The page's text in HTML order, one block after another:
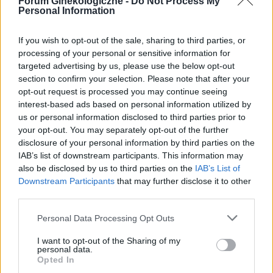
Personal Information
If you wish to opt-out of the sale, sharing to third parties, or
processing of your personal or sensitive information for
targeted advertising by us, please use the below opt-out
section to confirm your selection. Please note that after your
opt-out request is processed you may continue seeing
interest-based ads based on personal information utilized by
us or personal information disclosed to third parties prior to
your opt-out. You may separately opt-out of the further
disclosure of your personal information by third parties on the
IAB’s list of downstream participants. This information may
also be disclosed by us to third parties on the IAB’s List of
Downstream Participants that may further disclose it to other
Personal Data Processing Opt Outs
I want to opt-out of the Sharing of my
personal data.
Opted In
tosiapolak
Wypadanie włosów po odstawieniu
antykoncepcji dwuskładnikowe
Cześć, Odstawiłam tabletki antykoncepcyjne 3
miesiace temu, cykle powróciły regularne,
hormony sa prawidłowe. Jednakze zauważyłam
zwiększone wypadanie włosów oraz pieczenie
skory glowy przy dotyku. Kiedy u Was po
takie problemy?
Forum: Ginekologia - forum dla rodziny i
pacjentki
Tematy przezierność karkowa